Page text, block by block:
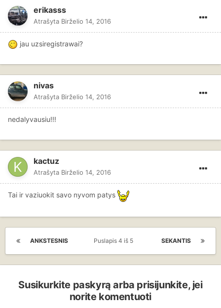
erikasss
Atrašyta Birželio 14, 2016
jau uzsiregistrawai?
nivas
Atrašyta Birželio 14, 2016
nedalyvausiu!!!
kactuz
Atrašyta Birželio 14, 2016
Tai ir vaziuokit savo nyvom patys
ANKSTESNIS SEKANTIS
Puslapis 4 iš 5
Susikurkite paskyrą arba prisijunkite, jei
norite komentuoti